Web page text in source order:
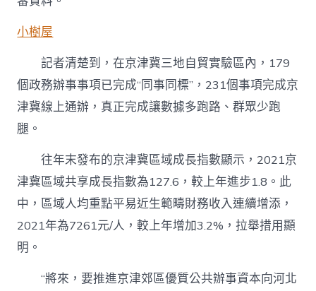
小樹屋
記者清楚到，在京津冀三地自貿實驗區內，179
個政務辦事事項已完成“同事同標”，231個事項完成京
津冀線上通辦，真正完成讓數據多跑路、群眾少跑
腿。
往年末發布的京津冀區域成長指數顯示，2021京
津冀區域共享成長指數為127.6，較上年進步1.8。此
中，區域人均重點平易近生範疇財務收入連續增添，
2021年為7261元/人，較上年增加3.2%，拉舉措用顯
明。
“將來，要推進京津郊區優質公共辦事資本向河北